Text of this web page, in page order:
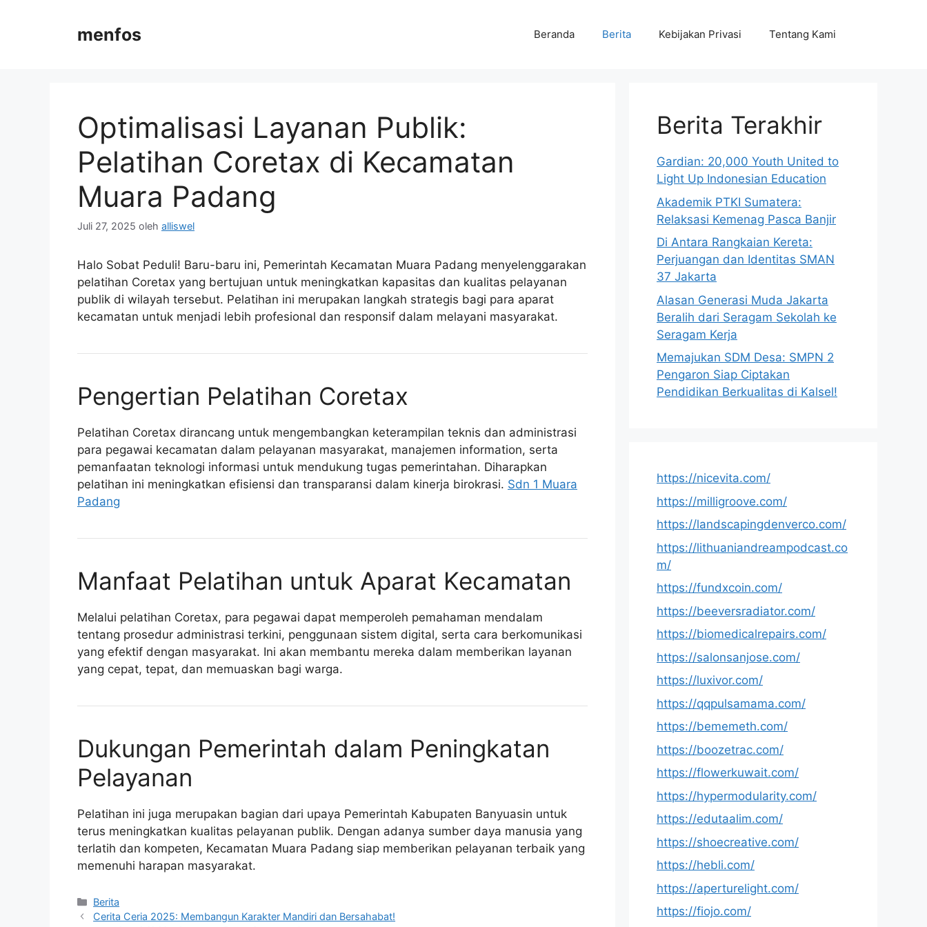
menfos Beranda Berita Kebijakan Privasi Tentang Kami
Optimalisasi Layanan Publik:
Pelatihan Coretax di Kecamatan
Muara Padang
Juli 27, 2025 oleh alliswel
Halo Sobat Peduli! Baru-baru ini, Pemerintah Kecamatan Muara Padang menyelenggarakan
pelatihan Coretax yang bertujuan untuk meningkatkan kapasitas dan kualitas pelayanan
publik di wilayah tersebut. Pelatihan ini merupakan langkah strategis bagi para aparat
kecamatan untuk menjadi lebih profesional dan responsif dalam melayani masyarakat.
Pengertian Pelatihan Coretax
Pelatihan Coretax dirancang untuk mengembangkan keterampilan teknis dan administrasi
para pegawai kecamatan dalam pelayanan masyarakat, manajemen information, serta
pemanfaatan teknologi informasi untuk mendukung tugas pemerintahan. Diharapkan
pelatihan ini meningkatkan efisiensi dan transparansi dalam kinerja birokrasi. Sdn 1 Muara
Padang
Manfaat Pelatihan untuk Aparat Kecamatan
Melalui pelatihan Coretax, para pegawai dapat memperoleh pemahaman mendalam
tentang prosedur administrasi terkini, penggunaan sistem digital, serta cara berkomunikasi
yang efektif dengan masyarakat. Ini akan membantu mereka dalam memberikan layanan
yang cepat, tepat, dan memuaskan bagi warga.
Dukungan Pemerintah dalam Peningkatan
Pelayanan
Pelatihan ini juga merupakan bagian dari upaya Pemerintah Kabupaten Banyuasin untuk
terus meningkatkan kualitas pelayanan publik. Dengan adanya sumber daya manusia yang
terlatih dan kompeten, Kecamatan Muara Padang siap memberikan pelayanan terbaik yang
memenuhi harapan masyarakat.
Kategori
Berita
Cerita Ceria 2025: Membangun Karakter Mandiri dan Bersahabat!
Berita Terakhir
Gardian: 20,000 Youth United to
Light Up Indonesian Education
Akademik PTKI Sumatera:
Relaksasi Kemenag Pasca Banjir
Di Antara Rangkaian Kereta:
Perjuangan dan Identitas SMAN
37 Jakarta
Alasan Generasi Muda Jakarta
Beralih dari Seragam Sekolah ke
Seragam Kerja
Memajukan SDM Desa: SMPN 2
Pengaron Siap Ciptakan
Pendidikan Berkualitas di Kalsel!
https://nicevita.com/
https://milligroove.com/
https://landscapingdenverco.com/
https://lithuaniandreampodcast.co
m/
https://fundxcoin.com/
https://beeversradiator.com/
https://biomedicalrepairs.com/
https://salonsanjose.com/
https://luxivor.com/
https://qqpulsamama.com/
https://bememeth.com/
https://boozetrac.com/
https://flowerkuwait.com/
https://hypermodularity.com/
https://edutaalim.com/
https://shoecreative.com/
https://hebli.com/
https://aperturelight.com/
https://fiojo.com/